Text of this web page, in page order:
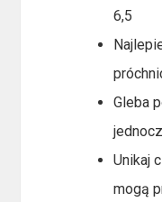
6,5
Gleba
Unikaj
mogą